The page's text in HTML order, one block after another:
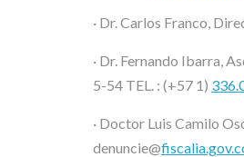
· Dr. Carlos Franco,
· Dr. Fernando Ibarra,
5-54 TEL. : (+57 1)
· Doctor Luis Camilo
denuncie@